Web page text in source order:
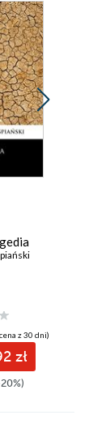
z 30 dni)
zł